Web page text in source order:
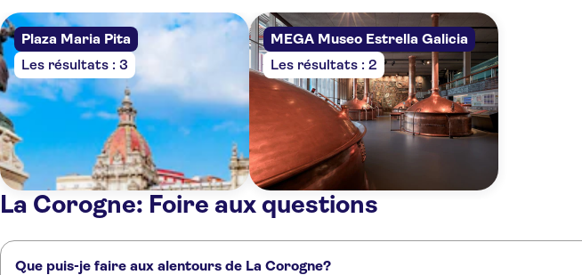
Plaza Maria Pita
Les résultats : 3
MEGA Museo Estrella Galicia
Les résultats : 2
La Corogne: Foire aux questions
Que puis-je faire aux alentours de La Corogne?